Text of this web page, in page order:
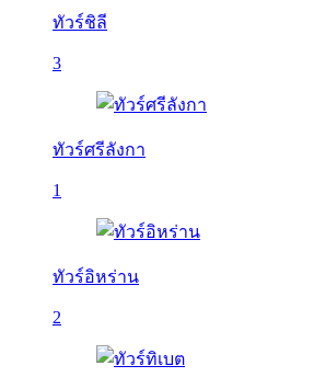
ทัวร์ชิลี
3
ทัวร์ศรีลังกา
1
ทัวร์อิหร่าน
2